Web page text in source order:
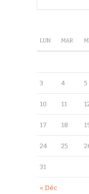
LUN MAR
« Déc
3 4 5
10 11
17 18
24 25
31